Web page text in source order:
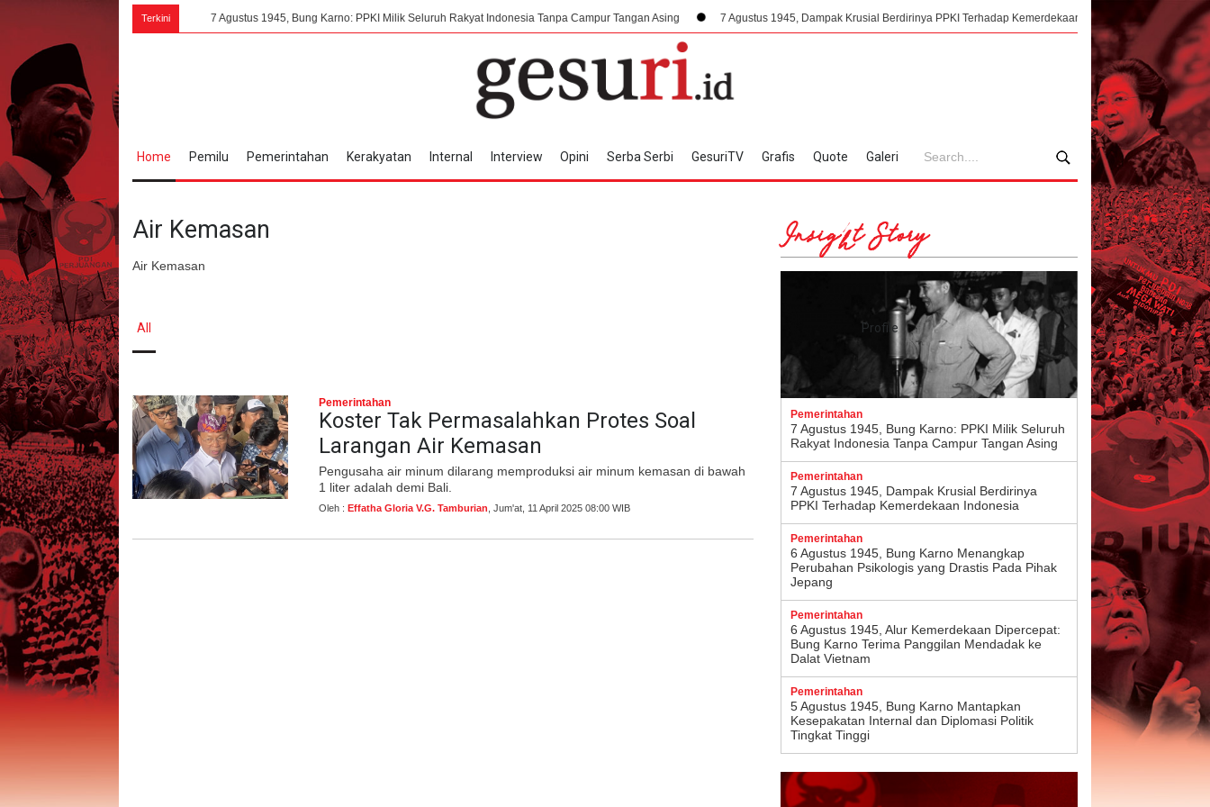
Terkini
7 Agustus 1945, Bung Karno: PPKI Milik Seluruh Rakyat Indonesia Tanpa Campur Tangan Asing 7 Agustus 1945, Dampak Krusial Berdirinya PPKI Terhadap Kemerdekaan Indonesia Mengorkestrasi
Home Pemilu Pemerintahan Kerakyatan Internal Interview Opini Serba Serbi GesuriTV Grafis Quote Galeri
Air Kemasan
Air Kemasan
All Profile
Pemerintahan
Koster Tak Permasalahkan Protes Soal
Larangan Air Kemasan
Pengusaha air minum dilarang memproduksi air minum kemasan di bawah
1 liter adalah demi Bali.
Oleh : Effatha Gloria V.G. Tamburian , Jum'at, 11 April 2025 08:00 WIB
Insight Story
Pemerintahan
7 Agustus 1945, Bung Karno: PPKI Milik Seluruh
Rakyat Indonesia Tanpa Campur Tangan Asing
Pemerintahan
7 Agustus 1945, Dampak Krusial Berdirinya
PPKI Terhadap Kemerdekaan Indonesia
Pemerintahan
6 Agustus 1945, Bung Karno Menangkap
Perubahan Psikologis yang Drastis Pada Pihak
Jepang
Pemerintahan
6 Agustus 1945, Alur Kemerdekaan Dipercepat:
Bung Karno Terima Panggilan Mendadak ke
Dalat Vietnam
Pemerintahan
5 Agustus 1945, Bung Karno Mantapkan
Kesepakatan Internal dan Diplomasi Politik
Tingkat Tinggi